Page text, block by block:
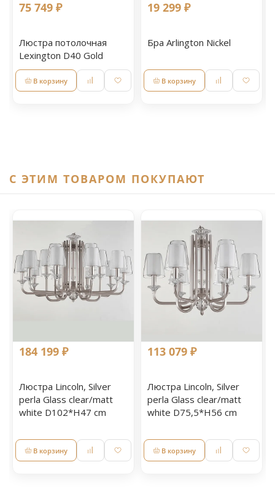
75 749 ₽
Люстра потолочная
Lexington D40 Gold
В корзину
19 299 ₽
Бра Arlington Nickel
В корзину
C ЭТИМ ТОВАРОМ ПОКУПАЮТ
184 199 ₽
Люстра Lincoln, Silver
perla Glass clear/matt
white D102*H47 cm
В корзину
113 079 ₽
Люстра Lincoln, Silver
perla Glass clear/matt
white D75,5*H56 cm
В корзину